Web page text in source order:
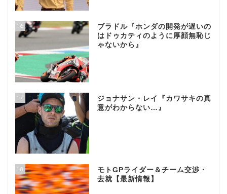
16
ブラドル『ホンダの開発が遅いの
はドゥカティのように厚顔無恥じ
ゃないから』
17
ジョナサン・レイ『カワサキの真
意がわからない…』
18
モトGPライダー＆チーム交渉・
去就【最新情報】